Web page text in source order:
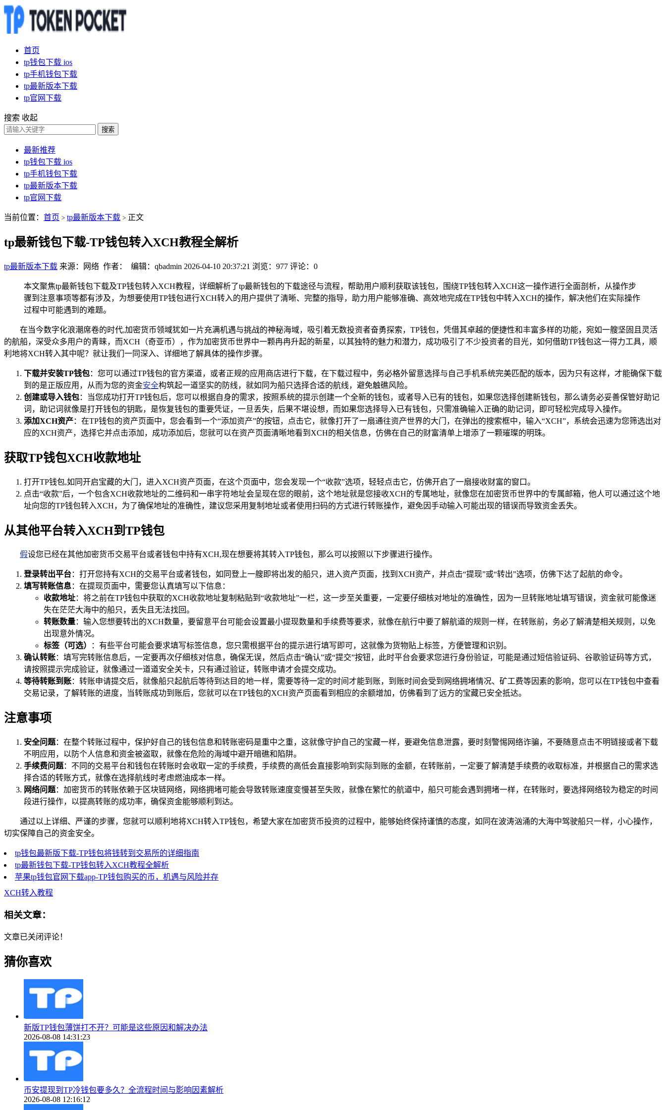
首页
tp钱包下载 ios
tp手机钱包下载
tp最新版本下载
tp官网下载
搜索 收起
搜索
最新推荐
tp钱包下载 ios
tp手机钱包下载
tp最新版本下载
tp官网下载
当前位置： 首页 > tp最新版本下载 > 正文
tp最新钱包下载-TP钱包转入XCH教程全解析
tp最新版本下载 来源：网络 作者： 编辑：qbadmin 2026-04-10 20:37:21 浏览：977 评论：0
本文聚焦tp最新钱包下载及TP钱包转入XCH教程，详细解析了tp最新钱包的下载途径与流程，帮助用户顺利获取该钱包，围绕TP钱包转入XCH这一操作进行全面剖析，从操作步
骤到注意事项等都有涉及，为想要使用TP钱包进行XCH转入的用户提供了清晰、完整的指导，助力用户能够准确、高效地完成在TP钱包中转入XCH的操作，解决他们在实际操作
过程中可能遇到的难题。
在当今数字化浪潮席卷的时代,加密货币领域犹如一片充满机遇与挑战的神秘海域，吸引着无数投资者奋勇探索，TP钱包，凭借其卓越的便捷性和丰富多样的功能，宛如一艘坚固且灵活
的航船，深受众多用户的青睐，而XCH（奇亚币），作为加密货币世界中一颗冉冉升起的新星，以其独特的魅力和潜力，成功吸引了不少投资者的目光，如何借助TP钱包这一得力工具，顺
利地将XCH转入其中呢？就让我们一同深入、详细地了解具体的操作步骤。
下载并安装TP钱包：您可以通过TP钱包的官方渠道，或者正规的应用商店进行下载，在下载过程中，务必格外留意选择与自己手机系统完美匹配的版本，因为只有这样，才能确保下载
到的是正版应用，从而为您的资金安全构筑起一道坚实的防线，就如同为船只选择合适的航线，避免触礁风险。
创建或导入钱包：当您成功打开TP钱包后，您可以根据自身的需求，按照系统的提示创建一个全新的钱包，或者导入已有的钱包，如果您选择创建新钱包，那么请务必妥善保管好助记
词，助记词就像是打开钱包的钥匙，是恢复钱包的重要凭证，一旦丢失，后果不堪设想，而如果您选择导入已有钱包，只需准确输入正确的助记词，即可轻松完成导入操作。
添加XCH资产：在TP钱包的资产页面中，您会看到一个“添加资产”的按钮，点击它，就像打开了一扇通往资产世界的大门，在弹出的搜索框中，输入“XCH”，系统会迅速为您筛选出对
应的XCH资产，选择它并点击添加，成功添加后，您就可以在资产页面清晰地看到XCH的相关信息，仿佛在自己的财富清单上增添了一颗璀璨的明珠。
获取TP钱包XCH收款地址
打开TP钱包,如同开启宝藏的大门，进入XCH资产页面，在这个页面中，您会发现一个“收款”选项，轻轻点击它，仿佛开启了一扇接收财富的窗口。
点击“收款”后，一个包含XCH收款地址的二维码和一串字符地址会呈现在您的眼前，这个地址就是您接收XCH的专属地址，就像您在加密货币世界中的专属邮箱，他人可以通过这个地
址向您的TP钱包转入XCH，为了确保地址的准确性，建议您采用复制地址或者使用扫码的方式进行转账操作，避免因手动输入可能出现的错误而导致资金丢失。
从其他平台转入XCH到TP钱包
假设您已经在其他加密货币交易平台或者钱包中持有XCH,现在想要将其转入TP钱包，那么可以按照以下步骤进行操作。
登录转出平台：打开您持有XCH的交易平台或者钱包，如同登上一艘即将出发的船只，进入资产页面，找到XCH资产，并点击“提现”或“转出”选项，仿佛下达了起航的命令。
填写转账信息：在提现页面中，需要您认真填写以下信息：
收款地址：将之前在TP钱包中获取的XCH收款地址复制粘贴到“收款地址”一栏，这一步至关重要，一定要仔细核对地址的准确性，因为一旦转账地址填写错误，资金就可能像迷
失在茫茫大海中的船只，丢失且无法找回。
转账数量：输入您想要转出的XCH数量，要留意平台可能会设置最小提现数量和手续费等要求，就像在航行中要了解航道的规则一样，在转账前，务必了解清楚相关规则，以免
出现意外情况。
标签（可选）
：有些平台可能会要求填写标签信息，您只需根据平台的提示进行填写即可，这就像为货物贴上标签，方便管理和识别。
确认转账：填写完转账信息后，一定要再次仔细核对信息，确保无误，然后点击“确认”或“提交”按钮，此时平台会要求您进行身份验证，可能是通过短信验证码、谷歌验证码等方式，
请按照提示完成验证，就像通过一道道安全关卡，只有通过验证，转账申请才会提交成功。
等待转账到账：转账申请提交后，就像船只起航后等待到达目的地一样，需要等待一定的时间才能到账，到账时间会受到网络拥堵情况、矿工费等因素的影响，您可以在TP钱包中查看
交易记录，了解转账的进度，当转账成功到账后，您就可以在TP钱包的XCH资产页面看到相应的余额增加，仿佛看到了远方的宝藏已安全抵达。
注意事项
安全问题：在整个转账过程中，保护好自己的钱包信息和转账密码是重中之重，这就像守护自己的宝藏一样，要避免信息泄露，要时刻警惕网络诈骗，不要随意点击不明链接或者下载
不明应用，以防个人信息和资金被盗取，就像在危险的海域中避开暗礁和陷阱。
手续费问题：不同的交易平台和钱包在转账时会收取一定的手续费，手续费的高低会直接影响到实际到账的金额，在转账前，一定要了解清楚手续费的收取标准，并根据自己的需求选
择合适的转账方式，就像在选择航线时考虑燃油成本一样。
网络问题：加密货币的转账依赖于区块链网络，网络拥堵可能会导致转账速度变慢甚至失败，就像在繁忙的航道中，船只可能会遇到拥堵一样，在转账时，要选择网络较为稳定的时间
段进行操作，以提高转账的成功率，确保资金能够顺利到达。
通过以上详细、严谨的步骤，您就可以顺利地将XCH转入TP钱包，希望大家在加密货币投资的过程中，能够始终保持谨慎的态度，如同在波涛汹涌的大海中驾驶船只一样，小心操作，
切实保障自己的资金安全。
tp钱包最新版下载-TP钱包将钱转到交易所的详细指南
tp最新钱包下载-TP钱包转入XCH教程全解析
苹果tp钱包官网下载app-TP钱包购买的币，机遇与风险并存
XCH转入教程
相关文章：
文章已关闭评论！
猜你喜欢
新版TP钱包薄饼打不开？可能是这些原因和解决办法
2026-08-08 14:31:23
币安提现到TP冷钱包要多久？全流程时间与影响因素解析
2026-08-08 12:16:12